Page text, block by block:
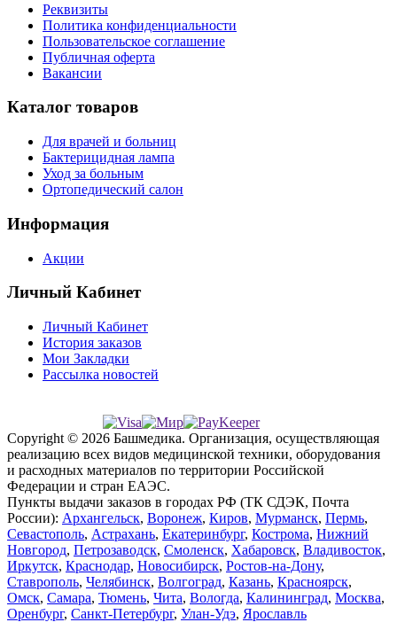
Реквизиты
Политика конфиденциальности
Пользовательское соглашение
Публичная оферта
Вакансии
Каталог товаров
Для врачей и больниц
Бактерицидная лампа
Уход за больным
Ортопедический салон
Информация
Акции
Личный Кабинет
Личный Кабинет
История заказов
Мои Закладки
Рассылка новостей
Copyright © 2026 Башмедика. Организация, осуществляющая
реализацию всех видов медицинской техники, оборудования
и расходных материалов по территории Российской
Федерации и стран ЕАЭС.
Пункты выдачи заказов в городах РФ (ТК СДЭК, Почта
России): Архангельск, Воронеж, Киров, Мурманск, Пермь,
Севастополь, Астрахань, Екатеринбург, Кострома, Нижний
Новгород, Петрозаводск, Смоленск, Хабаровск, Владивосток,
Иркутск, Краснодар, Новосибирск, Ростов-на-Дону,
Ставрополь, Челябинск, Волгоград, Казань, Красноярск,
Омск, Самара, Тюмень, Чита, Вологда, Калининград, Москва,
Оренбург, Санкт-Петербург, Улан-Удэ, Ярославль